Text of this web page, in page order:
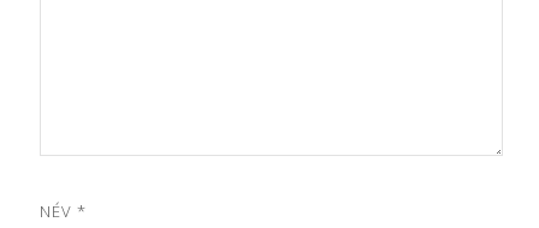
NÉV *